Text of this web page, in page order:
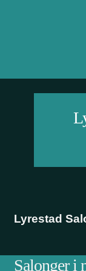
Lyrestad
Salonger i